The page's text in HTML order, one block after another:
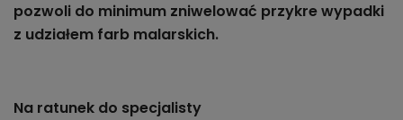
pozwoli do minimum zniwelować przykre wypadki
z udziałem farb malarskich.
Na ratunek do specjalisty